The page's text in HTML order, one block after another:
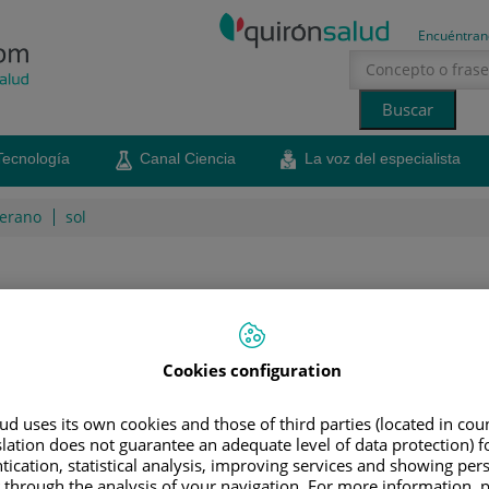
Canal Ciencia La voz del especialista
sol
sobre las alergias
diagnóstico y sus tratamientos más buscados
Y con ellas llegan también una serie de bulos que se
y que tratan sobre la enfermedad, su diagnóstico y los
Cookies configuration
uses its own cookies and those of third parties (located in
does not guarantee an adequate level of data protection)
statistical analysis, improving services and showing